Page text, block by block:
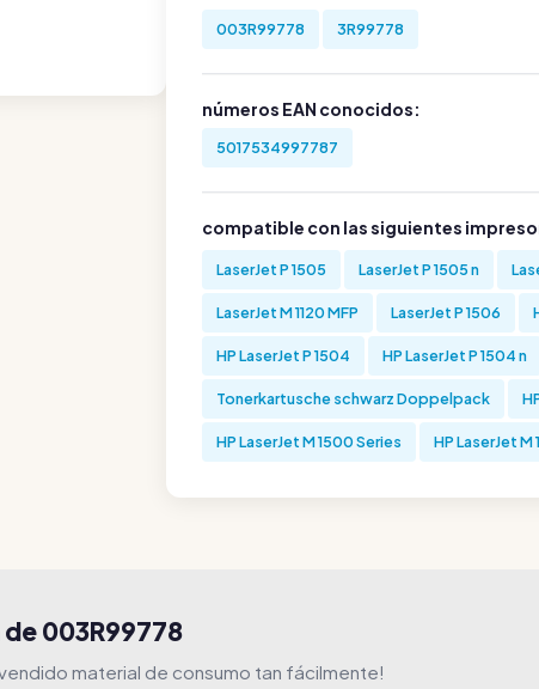
003R99778 3R99778
números EAN conocidos:
5017534997787
compatible con las siguientes
LaserJet P 1505 LaserJet P 1505 n
LaserJet M 1120 MFP LaserJet P 1506
HP LaserJet P 1504 HP LaserJet P 1504 n
Tonerkartusche schwarz Doppelpack
HP LaserJet M 1500 Series HP LaserJet M
003R99778
vendido material de consumo tan fácilmente!